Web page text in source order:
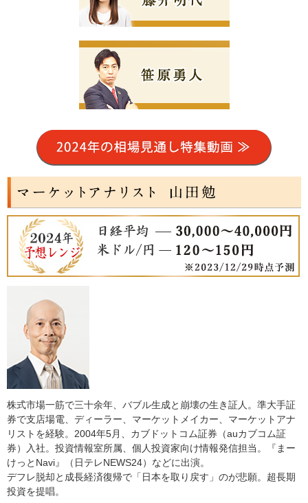
株式市場一筋で三十余年、バブル生成と崩壊の生き証人。準大手証
券で支店場電、ディーラー、マーケットメイカー、マーケットアナ
リストを経験。2004年5月、カブドットコム証券（auカブコム証
券）入社。投資情報室所属、個人投資家向け情報発信担当。『まー
けっとNavi』（日テレNEWS24）などに出演。
デフレ脱却と成長経済復帰で「日本を取り戻す」のが悲願。超長期
投資を提唱。